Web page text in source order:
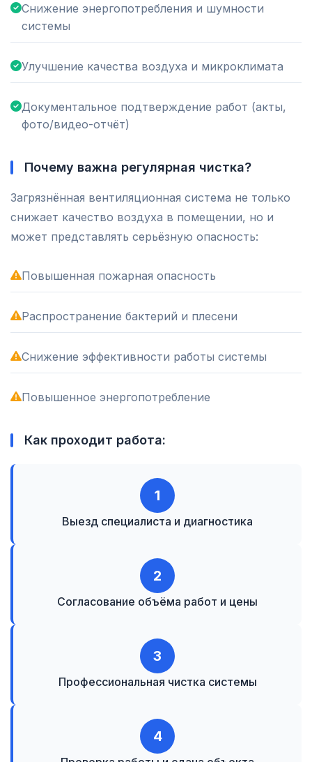
Снижение энергопотребления и шумности
системы
Улучшение качества воздуха и микроклимата
Документальное подтверждение работ (акты,
фото/видео-отчёт)
Почему важна регулярная чистка?
Загрязнённая вентиляционная система не только
снижает качество воздуха в помещении, но и
может представлять серьёзную опасность:
Повышенная пожарная опасность
Распространение бактерий и плесени
Снижение эффективности работы системы
Повышенное энергопотребление
Как проходит работа:
1
Выезд специалиста и диагностика
2
Согласование объёма работ и цены
3
Профессиональная чистка системы
4